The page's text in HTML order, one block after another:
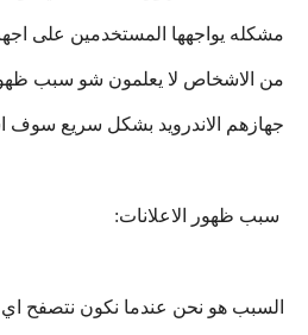
مشكله يواجهها المستخدمين على
من الاشخاص لا يعلمون شو سبب
جهازهم الاندرويد بشكل سريع سوف
سبب ظهور الاعلانات:
السبب هو نحن عندما نكون نتصفح